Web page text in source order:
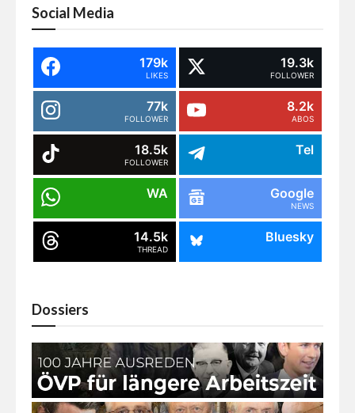
Social Media
179k
LIKES
19.3k
FOLLOWER
77k
FOLLOWER
8.2k
ABOS
18.5k
FOLLOWER
Tel
WA Google
NEWS
14.5k
THREAD
Bluesky
Dossiers